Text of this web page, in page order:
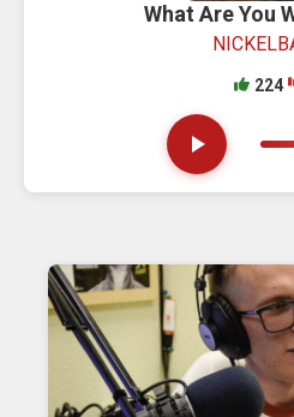
What Are You
224